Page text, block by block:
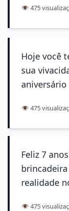
👁️ 475
Hoje você
sua
👁️ 475
Feliz 7
realidade
👁️ 475